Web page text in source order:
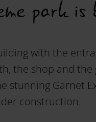
park is
with the
the shop and
stunning Garnet
construction.